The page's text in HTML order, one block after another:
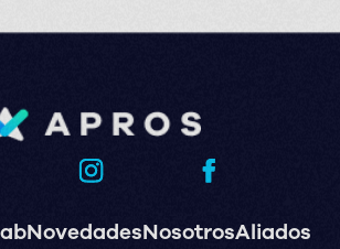
NovedadesNosotrosAliados